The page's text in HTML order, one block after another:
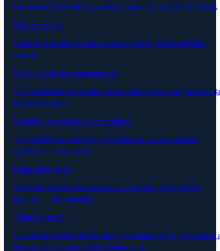
Um prompt. Adaptado à audiência. Ligado às reuniões de origem.
Detetar desvios
O desvio é sinalizado à medida que acontece, não no próximo
steerco.
Fechar o ciclo nos compromissos
Cada compromisso captado. Os que estão parados surgem antes da
próxima reunião.
Identificar dependências entre equipas
As dependências surgem no momento em que duas equipas
sinalizam o mesmo risco.
Onboarding rápido
Meses de contexto organizacional — decisões, responsáveis,
histórico — em segundos.
Alinhar a sua IA
Camada de contexto MCP-nativa. As ferramentas de IA recorrem
uma memória organizacional sempre ativa.